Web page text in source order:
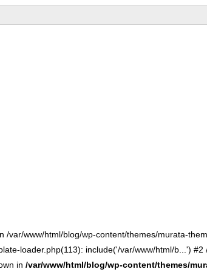
var/www/html/blog/wp-content/themes/murata-
loader.php(113): include('/var/www/html/b...')
in /var/www/html/blog/wp-content/themes/